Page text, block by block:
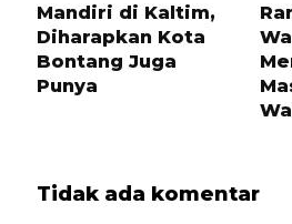
Mandiri di Kaltim,
Diharapkan Kota
Bontang Juga
Punya
Tidak ada komentar